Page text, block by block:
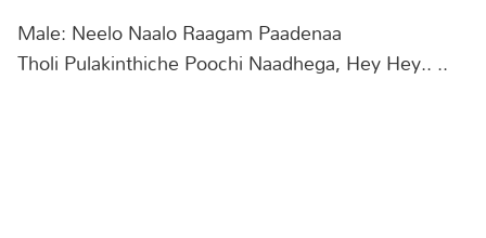
Male: Neelo Naalo Raagam Paadenaa
Tholi Pulakinthiche Poochi Naadhega, Hey Hey.. ..